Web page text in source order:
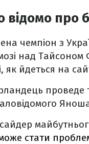
про
чемпіон з
над
як йдеться на
проведе
стати